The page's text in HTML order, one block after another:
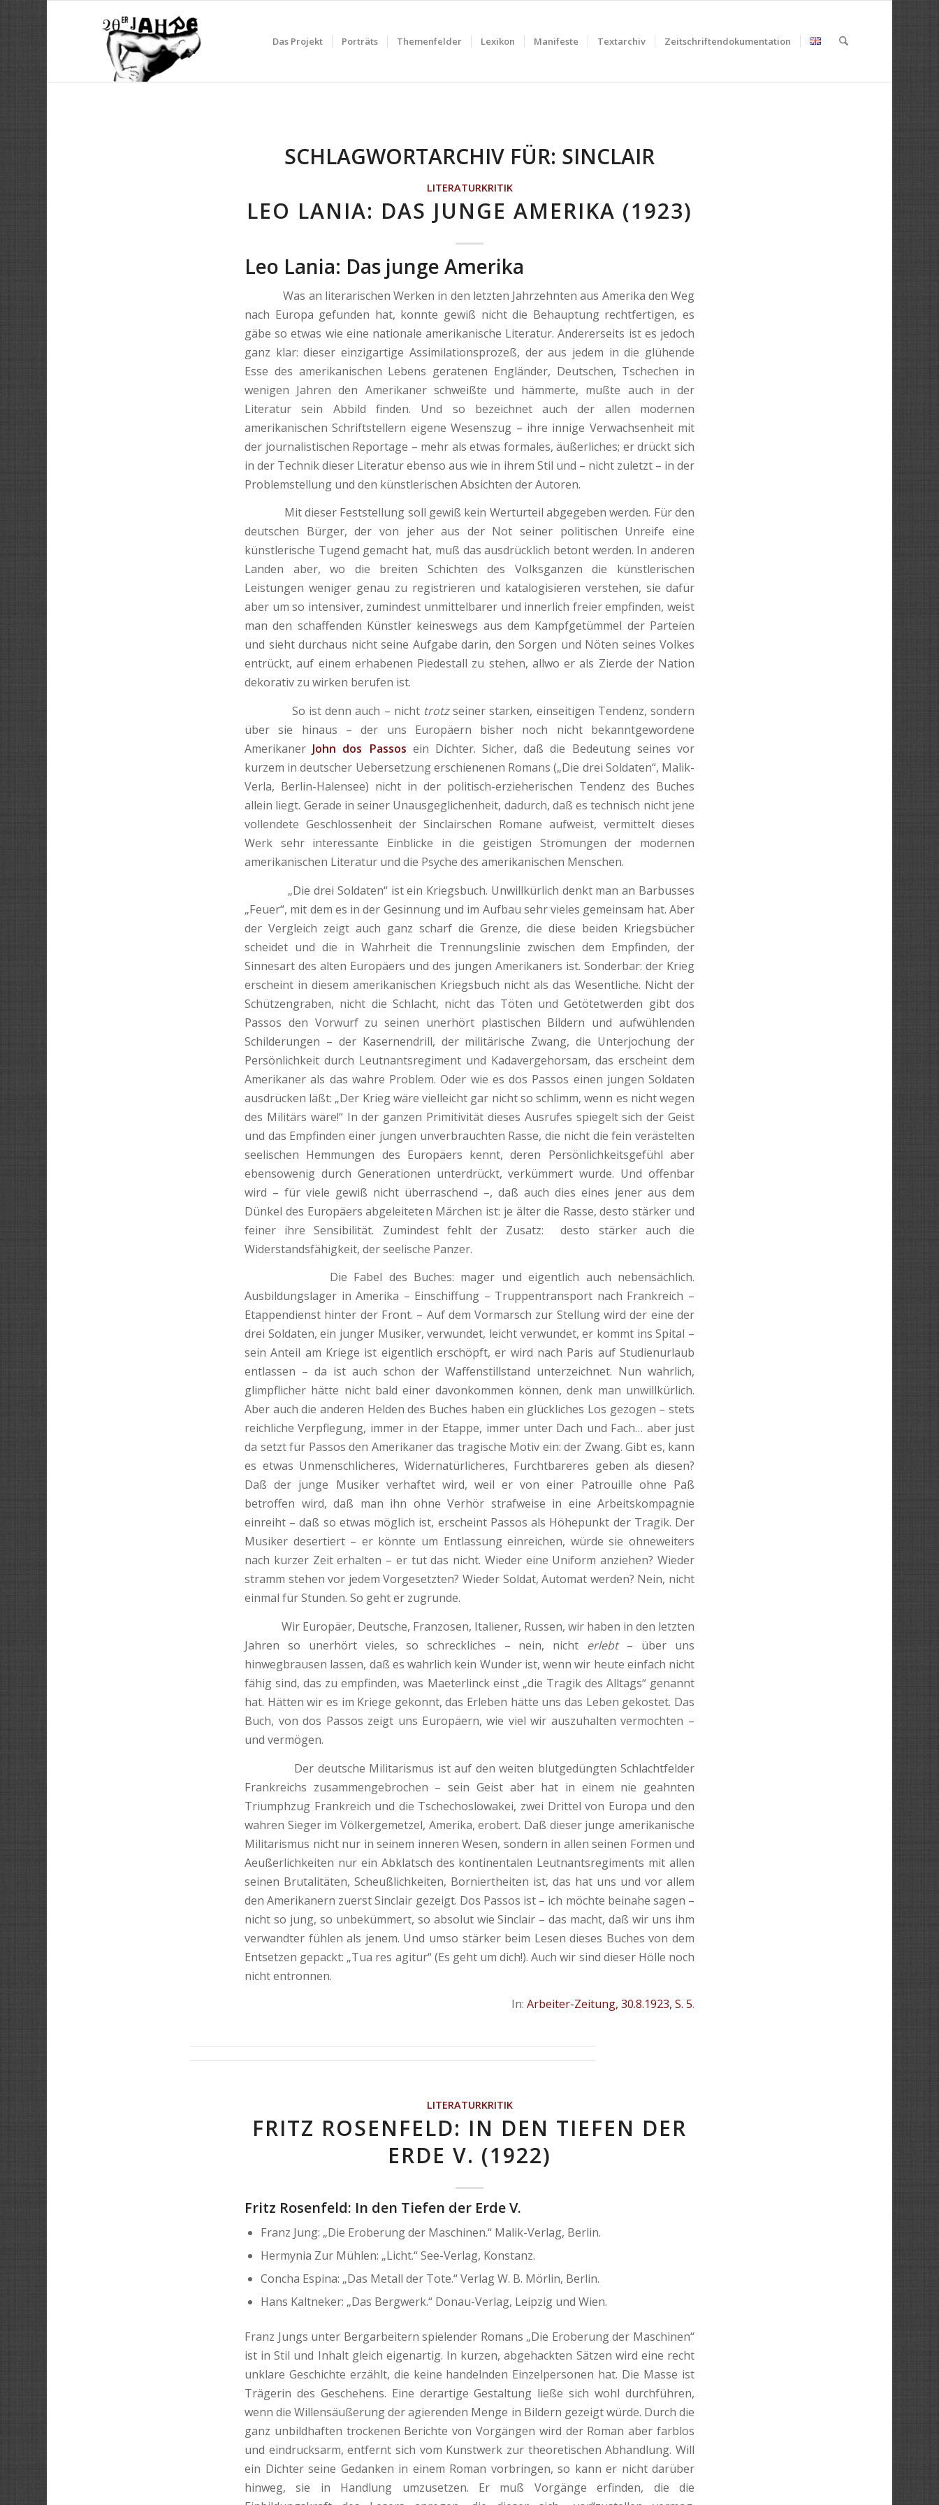
Das Projekt Porträts Themenfelder Lexikon Manifeste Textarchiv Zeitschriftendokumentation
SCHLAGWORTARCHIV FÜR: SINCLAIR
LITERATURKRITIK
LEO LANIA: DAS JUNGE AMERIKA (1923)
Leo Lania: Das junge Amerika
Was an literarischen Werken in den letzten Jahrzehnten aus Amerika den Weg
nach Europa gefunden hat, konnte gewiß nicht die Behauptung rechtfertigen, es
gäbe so etwas wie eine nationale amerikanische Literatur. Andererseits ist es jedoch
ganz klar: dieser einzigartige Assimilationsprozeß, der aus jedem in die glühende
Esse des amerikanischen Lebens geratenen Engländer, Deutschen, Tschechen in
wenigen Jahren den Amerikaner schweißte und hämmerte, mußte auch in der
Literatur sein Abbild finden. Und so bezeichnet auch der allen modernen
amerikanischen Schriftstellern eigene Wesenszug – ihre innige Verwachsenheit mit
der journalistischen Reportage – mehr als etwas formales, äußerliches; er drückt sich
in der Technik dieser Literatur ebenso aus wie in ihrem Stil und – nicht zuletzt – in der
Problemstellung und den künstlerischen Absichten der Autoren.
Mit dieser Feststellung soll gewiß kein Werturteil abgegeben werden. Für den
deutschen Bürger, der von jeher aus der Not seiner politischen Unreife eine
künstlerische Tugend gemacht hat, muß das ausdrücklich betont werden. In anderen
Landen aber, wo die breiten Schichten des Volksganzen die künstlerischen
Leistungen weniger genau zu registrieren und katalogisieren verstehen, sie dafür
aber um so intensiver, zumindest unmittelbarer und innerlich freier empfinden, weist
man den schaffenden Künstler keineswegs aus dem Kampfgetümmel der Parteien
und sieht durchaus nicht seine Aufgabe darin, den Sorgen und Nöten seines Volkes
entrückt, auf einem erhabenen Piedestall zu stehen, allwo er als Zierde der Nation
dekorativ zu wirken berufen ist.
So ist denn auch – nicht trotzseiner starken, einseitigen Tendenz, sondern
über sie hinaus – der uns Europäern bisher noch nicht bekanntgewordene
Amerikaner John dos Passos ein Dichter. Sicher, daß die Bedeutung seines vor
kurzem in deutscher Uebersetzung erschienenen Romans („Die drei Soldaten“, Malik-
Verla, Berlin-Halensee) nicht in der politisch-erzieherischen Tendenz des Buches
allein liegt. Gerade in seiner Unausgeglichenheit, dadurch, daß es technisch nicht jene
vollendete Geschlossenheit der Sinclairschen Romane aufweist, vermittelt dieses
Werk sehr interessante Einblicke in die geistigen Strömungen der modernen
amerikanischen Literatur und die Psyche des amerikanischen Menschen.
„Die drei Soldaten“ ist ein Kriegsbuch. Unwillkürlich denkt man an Barbusses
„Feuer“, mit dem es in der Gesinnung und im Aufbau sehr vieles gemeinsam hat. Aber
der Vergleich zeigt auch ganz scharf die Grenze, die diese beiden Kriegsbücher
scheidet und die in Wahrheit die Trennungslinie zwischen dem Empfinden, der
Sinnesart des alten Europäers und des jungen Amerikaners ist. Sonderbar: der Krieg
erscheint in diesem amerikanischen Kriegsbuch nicht als das Wesentliche. Nicht der
Schützengraben, nicht die Schlacht, nicht das Töten und Getötetwerden gibt dos
Passos den Vorwurf zu seinen unerhört plastischen Bildern und aufwühlenden
Schilderungen – der Kasernendrill, der militärische Zwang, die Unterjochung der
Persönlichkeit durch Leutnantsregiment und Kadavergehorsam, das erscheint dem
Amerikaner als das wahre Problem. Oder wie es dos Passos einen jungen Soldaten
ausdrücken läßt: „Der Krieg wäre vielleicht gar nicht so schlimm, wenn es nicht wegen
des Militärs wäre!“ In der ganzen Primitivität dieses Ausrufes spiegelt sich der Geist
und das Empfinden einer jungen unverbrauchten Rasse, die nicht die fein verästelten
seelischen Hemmungen des Europäers kennt, deren Persönlichkeitsgefühl aber
ebensowenig durch Generationen unterdrückt, verkümmert wurde. Und offenbar
wird – für viele gewiß nicht überraschend –, daß auch dies eines jener aus dem
Dünkel des Europäers abgeleiteten Märchen ist: je älter die Rasse, desto stärker und
feiner ihre Sensibilität. Zumindest fehlt der Zusatz: desto stärker auch die
Widerstandsfähigkeit, der seelische Panzer.
Die Fabel des Buches: mager und eigentlich auch nebensächlich.
Ausbildungslager in Amerika – Einschiffung – Truppentransport nach Frankreich –
Etappendienst hinter der Front. – Auf dem Vormarsch zur Stellung wird der eine der
drei Soldaten, ein junger Musiker, verwundet, leicht verwundet, er kommt ins Spital –
sein Anteil am Kriege ist eigentlich erschöpft, er wird nach Paris auf Studienurlaub
entlassen – da ist auch schon der Waffenstillstand unterzeichnet. Nun wahrlich,
glimpflicher hätte nicht bald einer davonkommen können, denk man unwillkürlich.
Aber auch die anderen Helden des Buches haben ein glückliches Los gezogen – stets
reichliche Verpflegung, immer in der Etappe, immer unter Dach und Fach… aber just
da setzt für Passos den Amerikaner das tragische Motiv ein: der Zwang. Gibt es, kann
es etwas Unmenschlicheres, Widernatürlicheres, Furchtbareres geben als diesen?
Daß der junge Musiker verhaftet wird, weil er von einer Patrouille ohne Paß
betroffen wird, daß man ihn ohne Verhör strafweise in eine Arbeitskompagnie
einreiht – daß so etwas möglich ist, erscheint Passos als Höhepunkt der Tragik. Der
Musiker desertiert – er könnte um Entlassung einreichen, würde sie ohneweiters
nach kurzer Zeit erhalten – er tut das nicht. Wieder eine Uniform anziehen? Wieder
stramm stehen vor jedem Vorgesetzten? Wieder Soldat, Automat werden? Nein, nicht
einmal für Stunden. So geht er zugrunde.
Wir Europäer, Deutsche, Franzosen, Italiener, Russen, wir haben in den letzten
Jahren so unerhört vieles, so schreckliches – nein, nicht erlebt– über uns
hinwegbrausen lassen, daß es wahrlich kein Wunder ist, wenn wir heute einfach nicht
fähig sind, das zu empfinden, was Maeterlinck einst „die Tragik des Alltags“ genannt
hat. Hätten wir es im Kriege gekonnt, das Erleben hätte uns das Leben gekostet. Das
Buch, von dos Passos zeigt uns Europäern, wie viel wir auszuhalten vermochten –
und vermögen.
Der deutsche Militarismus ist auf den weiten blutgedüngten Schlachtfelder
Frankreichs zusammengebrochen – sein Geist aber hat in einem nie geahnten
Triumphzug Frankreich und die Tschechoslowakei, zwei Drittel von Europa und den
wahren Sieger im Völkergemetzel, Amerika, erobert. Daß dieser junge amerikanische
Militarismus nicht nur in seinem inneren Wesen, sondern in allen seinen Formen und
Aeußerlichkeiten nur ein Abklatsch des kontinentalen Leutnantsregiments mit allen
seinen Brutalitäten, Scheußlichkeiten, Borniertheiten ist, das hat uns und vor allem
den Amerikanern zuerst Sinclair gezeigt. Dos Passos ist – ich möchte beinahe sagen –
nicht so jung, so unbekümmert, so absolut wie Sinclair – das macht, daß wir uns ihm
verwandter fühlen als jenem. Und umso stärker beim Lesen dieses Buches von dem
Entsetzen gepackt: „Tua res agitur“ (Es geht um dich!). Auch wir sind dieser Hölle noch
nicht entronnen.
In: Arbeiter-Zeitung, 30.8.1923, S. 5.
LITERATURKRITIK
FRITZ ROSENFELD: IN DEN TIEFEN DER
ERDE V. (1922)
Fritz Rosenfeld: In den Tiefen der Erde V.
Franz Jung: „Die Eroberung der Maschinen.“ Malik-Verlag, Berlin.
Hermynia Zur Mühlen: „Licht.“ See-Verlag, Konstanz.
Concha Espina: „Das Metall der Tote.“ Verlag W. B. Mörlin, Berlin.
Hans Kaltneker: „Das Bergwerk.“ Donau-Verlag, Leipzig und Wien.
Franz Jungs unter Bergarbeitern spielender Romans „Die Eroberung der Maschinen“
ist in Stil und Inhalt gleich eigenartig. In kurzen, abgehackten Sätzen wird eine recht
unklare Geschichte erzählt, die keine handelnden Einzelpersonen hat. Die Masse ist
Trägerin des Geschehens. Eine derartige Gestaltung ließe sich wohl durchführen,
wenn die Willensäußerung der agierenden Menge in Bildern gezeigt würde. Durch die
ganz unbildhaften trockenen Berichte von Vorgängen wird der Roman aber farblos
und eindrucksarm, entfernt sich vom Kunstwerk zur theoretischen Abhandlung. Will
ein Dichter seine Gedanken in einem Roman vorbringen, so kann er nicht darüber
hinweg, sie in Handlung umzusetzen. Er muß Vorgänge erfinden, die die